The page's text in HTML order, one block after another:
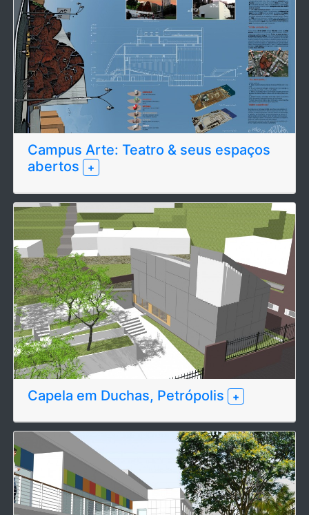
Campus Arte: Teatro & seus espaços
abertos
+
Capela em Duchas, Petrópolis +